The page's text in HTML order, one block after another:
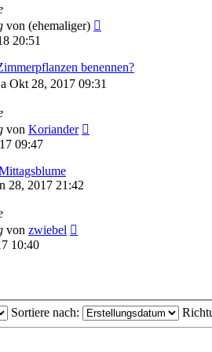
von (ehemaliger)
20:51
benennen?
Okt 28, 2017 09:31
von Koriander
09:47
28, 2017 21:42
von zwiebel
10:40
Sortiere nach: